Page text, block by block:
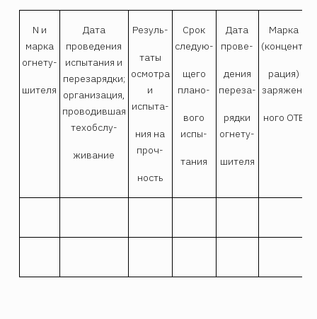
N и
марка
огнету-
шителя
Дата
проведения
испытания и
перезарядки;
организация,
проводившая
техобслу-
живание
Резуль-
таты
осмотра
и
испыта-
ния на
проч-
ность
Срок
cледую-
щего
плано-
вого
испы-
тания
Дата
прове-
дения
переза-
рядки
огнету-
шителя
Марка
(концент-
рация)
заряжен-
ного ОТВ